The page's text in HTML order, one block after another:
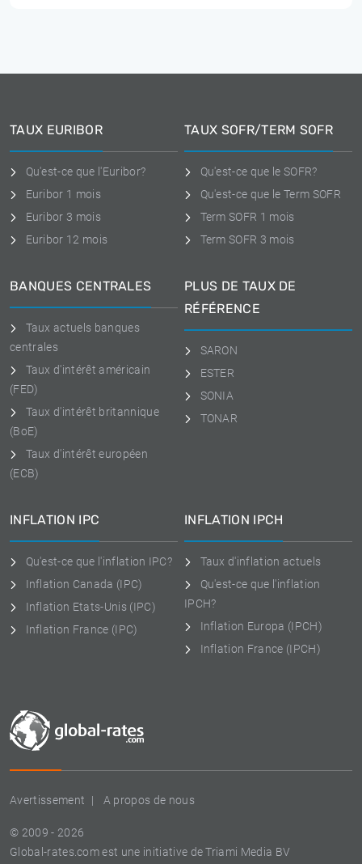
Avertissement A propos de nous
© 2009 - 2026
Global-rates.com est une initiative de Triami Media BV
TAUX EURIBOR
Qu'est-ce que l'Euribor?
Euribor 1 mois
Euribor 3 mois
Euribor 12 mois
TAUX SOFR/TERM SOFR
Qu'est-ce que le SOFR?
Qu'est-ce que le Term SOFR
Term SOFR 1 mois
Term SOFR 3 mois
BANQUES CENTRALES
Taux actuels banques
centrales
Taux d'intérêt américain
(FED)
Taux d'intérêt britannique
(BoE)
Taux d'intérêt européen
(ECB)
PLUS DE TAUX DE
RÉFÉRENCE
SARON
ESTER
SONIA
TONAR
INFLATION IPC
Qu'est-ce que l'inflation IPC?
Inflation Canada (IPC)
Inflation Etats-Unis (IPC)
Inflation France (IPC)
INFLATION IPCH
Taux d'inflation actuels
Qu'est-ce que l'inflation
IPCH?
Inflation Europa (IPCH)
Inflation France (IPCH)